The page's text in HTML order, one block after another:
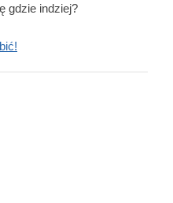
gdzie indziej?